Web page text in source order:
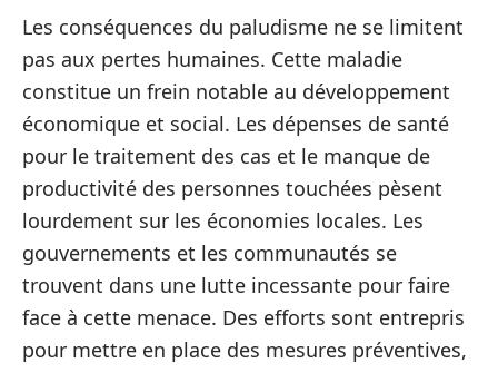
Les conséquences du paludisme ne se limitent
pas aux pertes humaines. Cette maladie
constitue un frein notable au développement
économique et social. Les dépenses de santé
pour le traitement des cas et le manque de
productivité des personnes touchées pèsent
lourdement sur les économies locales. Les
gouvernements et les communautés se
trouvent dans une lutte incessante pour faire
face à cette menace. Des efforts sont entrepris
pour mettre en place des mesures préventives,